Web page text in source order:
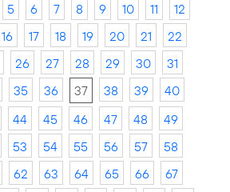
5 6 7 8 9 10 11
12
16 17 18 19 20 21
22
26 27 28 29 30
31
35 36 37 38 39
40
44 45 46 47 48
49
53 54 55 56 57
58
62 63 64 65 66
67